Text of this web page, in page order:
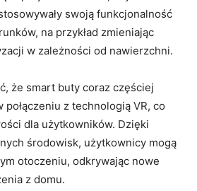
swoją funkcjonalność
na przykład zmieniając
w zależności od nawierzchni.
że smart buty coraz częściej
z technologią VR, co
dla użytkowników. Dzięki
środowisk, użytkownicy mogą
otoczeniu, odkrywając nowe
z domu.